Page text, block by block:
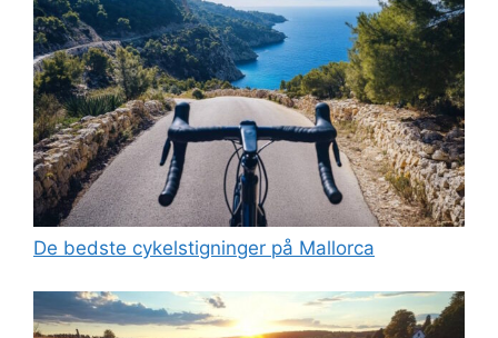
De bedste cykelstigninger på Mallorca